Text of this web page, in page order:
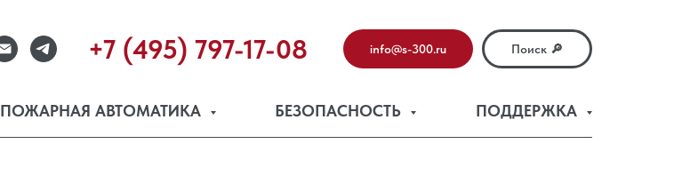
+7 (495) 797-17-08 info@s-300.ru Поиск 🔎
ПОЖАРНАЯ АВТОМАТИКА БЕЗОПАСНОСТЬ ПОДДЕРЖКА